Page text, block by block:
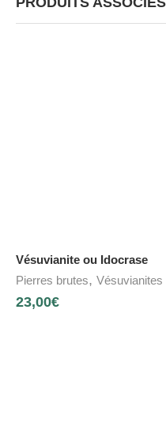
Vésuvianite ou Idocrase
Pierres brutes, Vésuvianites
23,00€